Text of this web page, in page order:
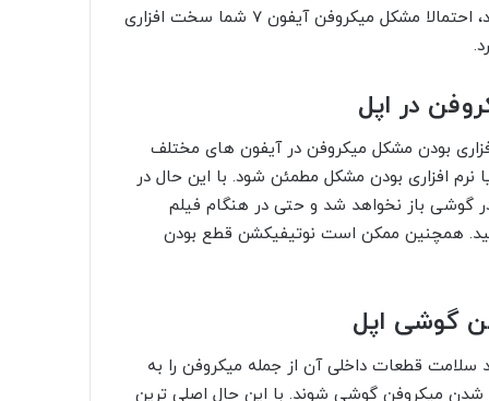
در صورتی که هیچکدام از راه حل های بالا برای شما کارساز نبود، احتمالا مشکل میکروفن آیفون 7 شما سخت افزاری
در اپل
بودن مشکل میکروفن در آیفون های مختلف
نرم افزاری بودن مشکل مطمئن شود. با این حال در
گوشی باز نخواهد شد و حتی در هنگام فیلم
همچنین ممکن است نوتیفیکشن قطع بودن
گوشی اپل
قطعات داخلی آن از جمله میکروفن را به
شدن میکروفن گوشی شوند. با این حال اصلی ترین